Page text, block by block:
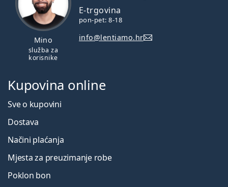
Mino
služba za
korisnike
E-trgovina
pon-pet: 8-18
info@lentiamo.hr
Kupovina online
Sve o kupovini
Dostava
Načini plaćanja
Mjesta za preuzimanje robe
Poklon bon